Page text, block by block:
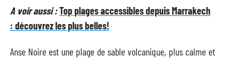
A voir aussi :Top plages accessibles depuis Marrakech
: découvrez les plus belles!
Anse Noire est une plage de sable volcanique, plus calme et